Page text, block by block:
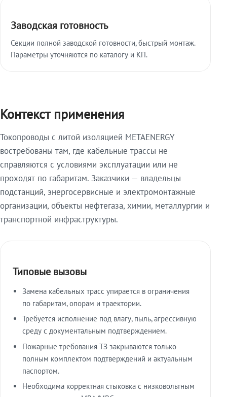
Заводская готовность
Секции полной заводской готовности, быстрый монтаж.
Параметры уточняются по каталогу и КП.
Контекст применения
Токопроводы с литой изоляцией METAENERGY
востребованы там, где кабельные трассы не
справляются с условиями эксплуатации или не
проходят по габаритам. Заказчики — владельцы
подстанций, энергосервисные и электромонтажные
организации, объекты нефтегаза, химии, металлургии и
транспортной инфраструктуры.
Типовые вызовы
Замена кабельных трасс упирается в ограничения
по габаритам, опорам и траектории.
Требуется исполнение под влагу, пыль, агрессивную
среду с документальным подтверждением.
Пожарные требования ТЗ закрываются только
полным комплектом подтверждений и актуальным
паспортом.
Необходима корректная стыковка с низковольтным